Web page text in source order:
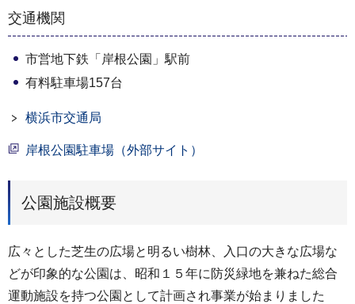
交通機関
市営地下鉄「岸根公園」駅前
有料駐車場157台
横浜市交通局
岸根公園駐車場（外部サイト）
公園施設概要
広々とした芝生の広場と明るい樹林、入口の大きな広場な
どが印象的な公園は、昭和１５年に防災緑地を兼ねた総合
運動施設を持つ公園として計画され事業が始まりました